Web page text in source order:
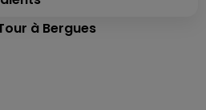
à Bergues